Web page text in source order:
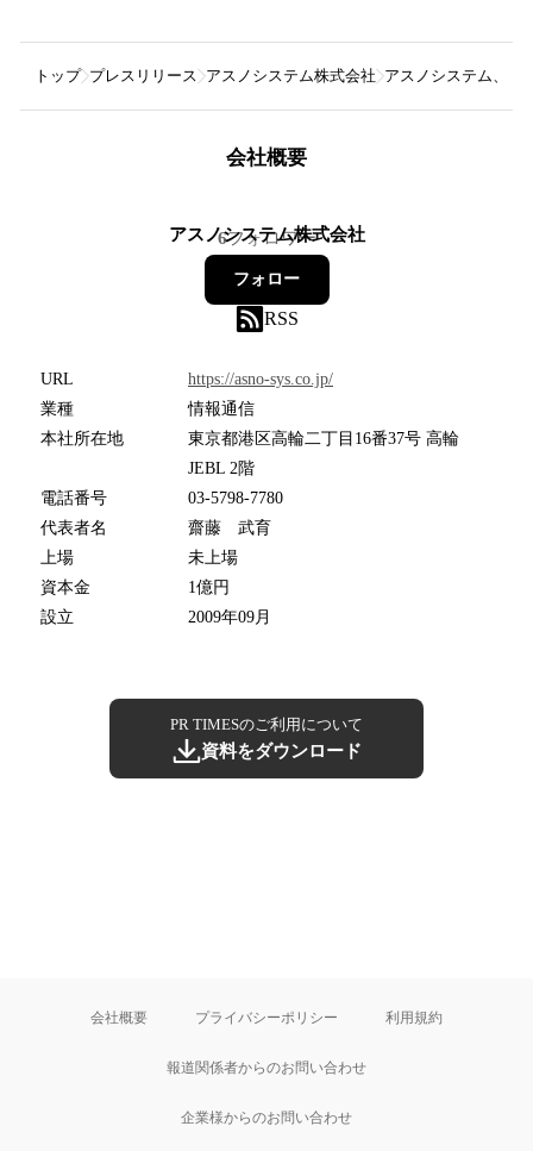
トップ プレスリリース アスノシステム株式会社 アスノシステム、東
会社概要
アスノシステム株式会社
6フォロワー
フォロー
RSS
URL
https://asno-sys.co.jp/
業種
情報通信
本社所在地
東京都港区高輪二丁目16番37号 高輪
JEBL 2階
電話番号
03-5798-7780
代表者名
齋藤 武育
上場
未上場
資本金
1億円
設立
2009年09月
PR TIMESのご利用について
資料をダウンロード
会社概要 プライバシーポリシー 利用規約
報道関係者からのお問い合わせ
企業様からのお問い合わせ